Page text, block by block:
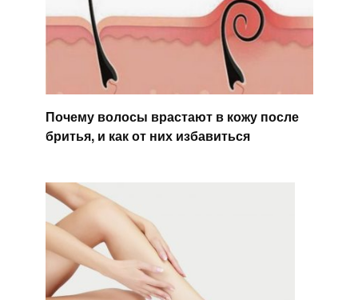
Почему волосы врастают в кожу после
бритья, и как от них избавиться